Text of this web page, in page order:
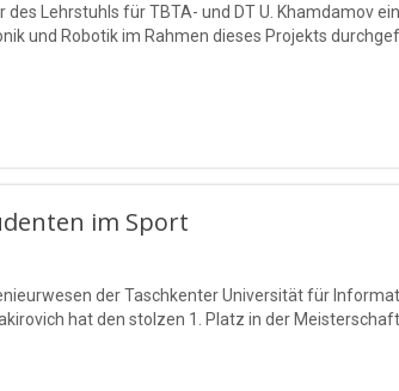
Lehrstuhls für TBTA- und DT U. Khamdamov
und Robotik im Rahmen dieses Projekts
im Sport
der Taschkenter Universität für
hat den stolzen 1. Platz in der